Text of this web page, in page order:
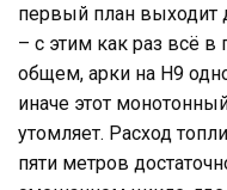
первый план выходит
– с этим как раз всё в
общем, арки на Н9
иначе этот
утомляет. Расход
пяти метров